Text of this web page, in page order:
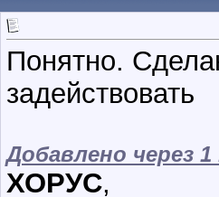
Понятно.
задействовать
Добавлено через
ХОРУС,